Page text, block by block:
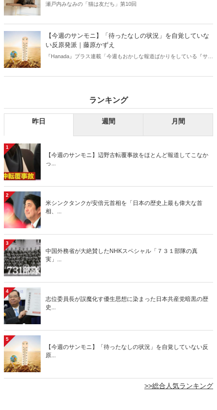
瀬戸内みなみの「猫は友だち」第10回
【今週のサンモニ】「待ったなしの状況」を自覚していな
い反原発派｜藤原かずえ
『Hanada』プラス連載「今週もおかしな報道ばかりをしている『サン
ランキング
昨日 週間 月間
1
【今週のサンモニ】辺野古転覆事故をほとんど報道してこなか
っ...
2
米シンクタンクが安倍元首相を「日本の歴史上最も偉大な首
相、...
3
中国外務省が大絶賛したNHKスペシャル「７３１部隊の真
実」...
4
志位委員長が誤魔化す優生思想に染まった日本共産党暗黒の歴
史...
5
【今週のサンモニ】「待ったなしの状況」を自覚していない反
原...
>>総合人気ランキング